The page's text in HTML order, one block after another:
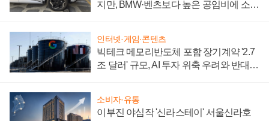
지만, BMW·벤츠보다 높은 공임비에 소비
인터넷·게임·콘텐츠
빅테크 메모리반도체 포함 장기계약 '2.7
조 달러' 규모, AI 투자 위축 우려와 반대
소비자·유통
이부진 야심작 '신라스테이' 서울신라호